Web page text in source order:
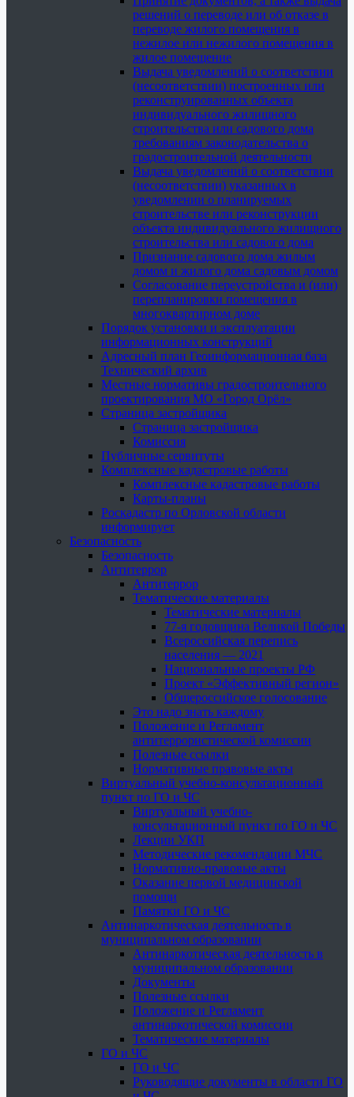
решений о переводе или об отказе в
переводе жилого помещения в
нежилое или нежилого помещения в
жилое помещение
Выдача уведомлений о соответствии
(несоответствии) построенных или
реконструированных объекта
индивидуального жилищного
строительства или садового дома
требованиям законодательства о
градостроительной деятельности
Выдача уведомлений о соответствии
(несоответствии) указанных в
уведомлении о планируемых
строительстве или реконструкции
объекта индивидуального жилищного
строительства или садового дома
Признание садового дома жилым
домом и жилого дома садовым домом
Согласование переустройства и (или)
перепланировки помещения в
многоквартирном доме
Порядок установки и эксплуатации
информационных конструкций
Адресный план Геоинформационная база
Технический архив
Местные нормативы градостроительного
проектирования МО «Город Орёл»
Страница застройщика
Страница застройщика
Комиссия
Публичные сервитуты
Комплексные кадастровые работы
Комплексные кадастровые работы
Карты-планы
Роскадастр по Орловской области
информирует
Безопасность
Безопасность
Антитеррор
Антитеррор
Тематические материалы
Тематические материалы
77-я годовщина Великой Победы
Всероссийская перепись
населения — 2021
Национальные проекты РФ
Проект «Эффективный регион»
Общероссийское голосование
Это надо знать каждому
Положение и Регламент
антитеррористической комиссии
Полезные ссылки
Нормативные правовые акты
Виртуальный учебно-консультационный
пункт по ГО и ЧС
Виртуальный учебно-
консультационный пункт по ГО и ЧС
Лекции УКП
Методические рекомендации МЧС
Нормативно-правовые акты
Оказание первой медицинской
помощи
Памятки ГО и ЧС
Антинаркотическая деятельность в
муниципальном образовании
Антинаркотическая деятельность в
муниципальном образовании
Документы
Полезные ссылки
Положение и Регламент
антинаркотической комиссии
Тематические материалы
ГО и ЧС
ГО и ЧС
Руководящие документы в области ГО